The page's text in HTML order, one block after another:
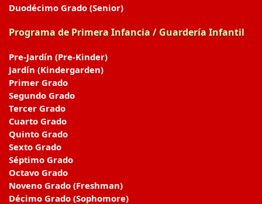
Duodécimo Grado (Senior)
Programa de Primera Infancia / Guardería Infantil
Pre-Jardín (Pre-Kinder)
Jardín (Kindergarden)
Primer Grado
Segundo Grado
Tercer Grado
Cuarto Grado
Quinto Grado
Sexto Grado
Séptimo Grado
Octavo Grado
Noveno Grado (Freshman)
Décimo Grado (Sophomore)